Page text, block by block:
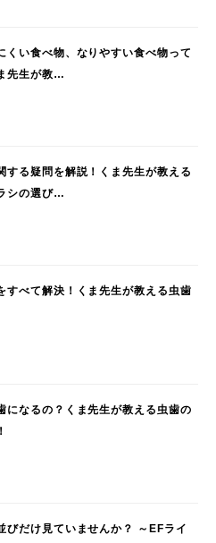
くい食べ物、なりやすい食べ物って
先生が教…
する疑問を解説！くま先生が教える
シの選び…
すべて解決！くま先生が教える虫歯
になるの？くま先生が教える虫歯の
びだけ見ていませんか？ ～EFライ